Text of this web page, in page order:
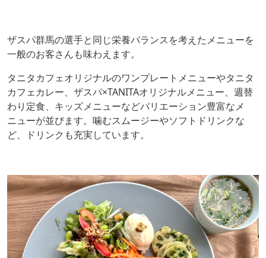
ザスパ群馬の選手と同じ栄養バランスを考えたメニューを
一般のお客さんも味わえます。
タニタカフェオリジナルのワンプレートメニューやタニタ
カフェカレー、ザスパ×TANITAオリジナルメニュー、週替
わり定食、キッズメニューなどバリエーション豊富なメ
ニューが並びます。噛むスムージーやソフトドリンクな
ど、ドリンクも充実しています。